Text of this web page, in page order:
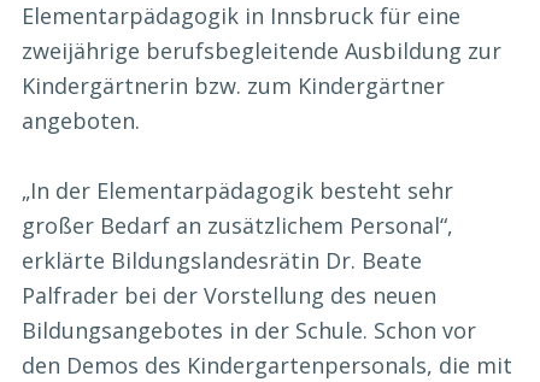
Elementarpädagogik in Innsbruck für eine
zweijährige berufsbegleitende Ausbildung zur
Kindergärtnerin bzw. zum Kindergärtner
angeboten.
„In der Elementarpädagogik besteht sehr
großer Bedarf an zusätzlichem Personal“,
erklärte Bildungslandesrätin Dr. Beate
Palfrader bei der Vorstellung des neuen
Bildungsangebotes in der Schule. Schon vor
den Demos des Kindergartenpersonals, die mit